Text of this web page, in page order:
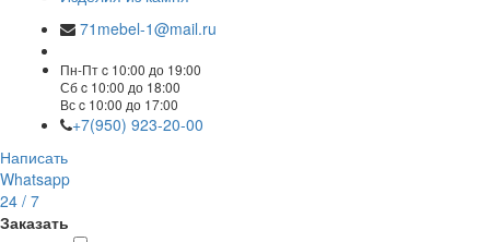
71mebel-1@mail.ru
Пн-Пт c 10:00 до 19:00
Сб c 10:00 до 18:00
Вс c 10:00 до 17:00
+7(950) 923-20-00
Написать
Whatsapp
24 / 7
Заказать